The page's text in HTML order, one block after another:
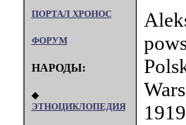
ПОРТАЛ XPOHOC
ФОРУМ
НАРОДЫ:
◆
ЭТНОЦИКЛОПЕДИЯ